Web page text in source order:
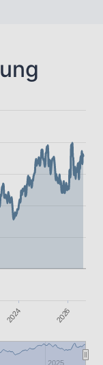
2024 2026
2025